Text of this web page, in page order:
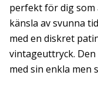
perfekt för dig som
känsla av svunna
med en diskret
vintageuttryck.
med sin enkla men